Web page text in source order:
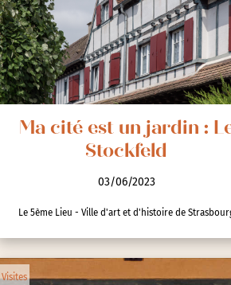
Seine-Saint-Denis (93)
Test-tag-event
Val-d’Oise (95)
Val-de-Marne (94)
Yvelines (78)
Ma cité est un jardin :
Stockfeld
03/06/2023
Le 5ème Lieu - Ville d'art et d'histoire de
Visites